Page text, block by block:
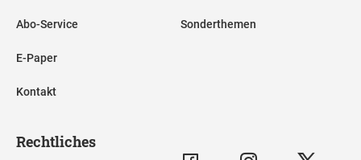
Abo-Service
E-Paper
Kontakt
Sonderthemen
Rechtliches